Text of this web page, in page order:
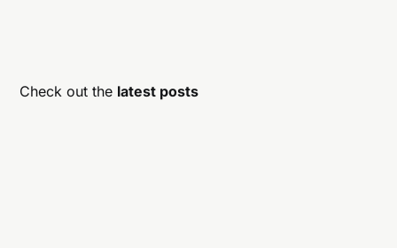
Check out the latest posts